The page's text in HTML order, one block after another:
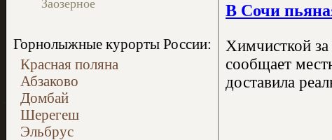
Заозерное
Горнолыжные курорты России:
Красная поляна
Абзаково
Домбай
Шерегеш
Эльбрус
В Сочи
Химчисткой за
сообщает
доставила